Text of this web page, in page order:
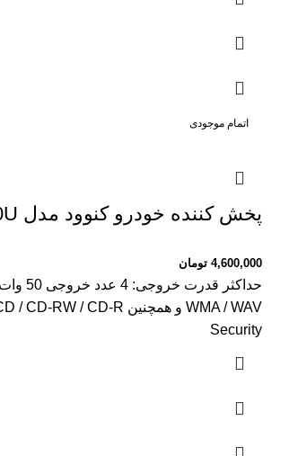
اتمام موجودی
پخش کننده خودرو کنوود مدل KDC-1040U
4,600,000 تومان
Security